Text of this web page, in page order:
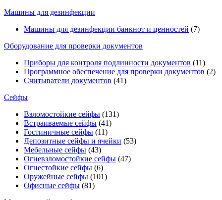
Машины для дезинфекции
Машины для дезинфекции банкнот и ценностей (7)
Оборудование для проверки документов
Приборы для контроля подлинности документов (11)
Программное обеспечение для проверки документов (2)
Считыватели документов (41)
Сейфы
Взломостойкие сейфы (131)
Встраиваемые сейфы (41)
Гостиничные сейфы (11)
Депозитные сейфы и ячейки (53)
Мебельные сейфы (43)
Огневзломостойкие сейфы (47)
Огнестойкие сейфы (6)
Оружейные сейфы (101)
Офисные сейфы (81)